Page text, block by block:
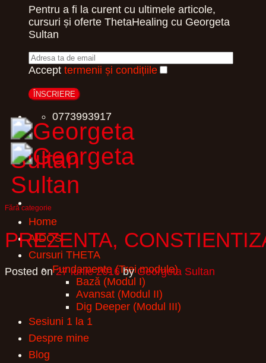
Pentru a fi la curent cu ultimele articole,
cursuri și oferte ThetaHealing cu Georgeta
Sultan
Accept termenii și condițiile
0773993917
Home
AIDŌS
Cursuri THETA
Fundamente (Trei module)
Bază (Modul I)
Avansat (Modul II)
Dig Deeper (Modul III)
Sesiuni 1 la 1
Despre mine
Blog
Fără categorie
PREZENTA,
Posted on27 iunie 2016 byGeorgeta Sultan